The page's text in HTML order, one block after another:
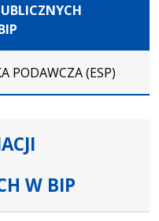
PODAWCZA (ESP)
W BIP